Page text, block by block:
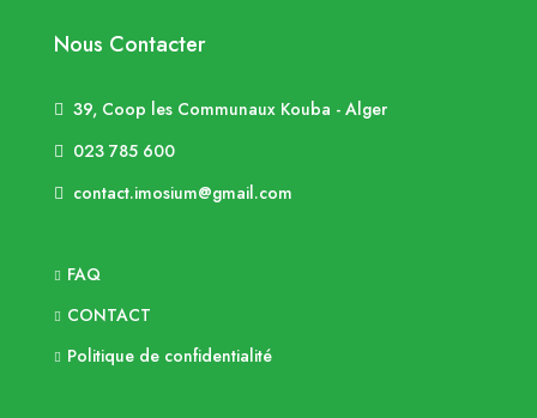
Nous Contacter
39, Coop les Communaux Kouba - Alger
023 785 600
contact.imosium@gmail.com
FAQ
CONTACT
Politique de confidentialité